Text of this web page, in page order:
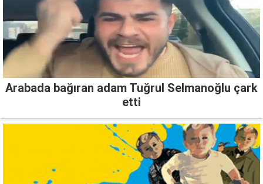
Arabada bağıran adam Tuğrul Selmanoğlu çark
etti